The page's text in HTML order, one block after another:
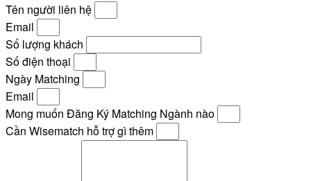
Tên người liên hệ
Email
Số lượng khách
Số điện thoại
Ngày Matching
Email
Mong muốn Đăng Ký Matching Ngành nào
Cần Wisematch hỗ trợ gì thêm